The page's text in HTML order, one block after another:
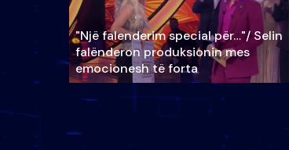
"Një falenderim special për…"/ Selin
falënderon produksionin mes
emocionesh të forta